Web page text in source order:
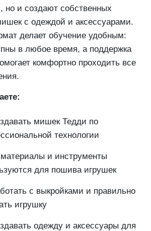
но и создают собственных
с одеждой и аксессуарами.
делает обучение удобным:
в любое время, а поддержка
комфортно проходить все
мишек Тедди по
технологии
и инструменты
для пошива игрушек
с выкройками и правильно
игрушку
одежду и аксессуары для